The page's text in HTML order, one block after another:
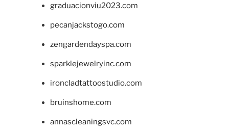
graduacionviu2023.com
pecanjackstogo.com
zengardendayspa.com
sparklejewelryinc.com
ironcladtattoostudio.com
bruinshome.com
annascleaningsvc.com